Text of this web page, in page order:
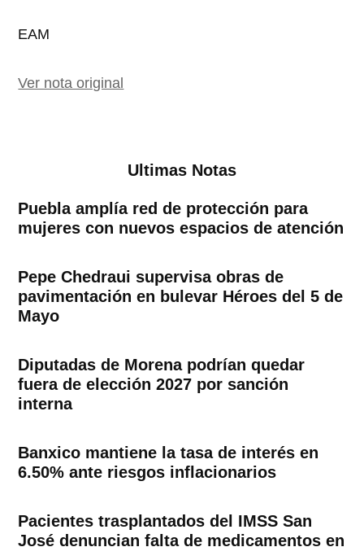
EAM
Ver nota original
Ultimas Notas
Puebla amplía red de protección para
mujeres con nuevos espacios de atención
Pepe Chedraui supervisa obras de
pavimentación en bulevar Héroes del 5 de
Mayo
Diputadas de Morena podrían quedar
fuera de elección 2027 por sanción
interna
Banxico mantiene la tasa de interés en
6.50% ante riesgos inflacionarios
Pacientes trasplantados del IMSS San
José denuncian falta de medicamentos en